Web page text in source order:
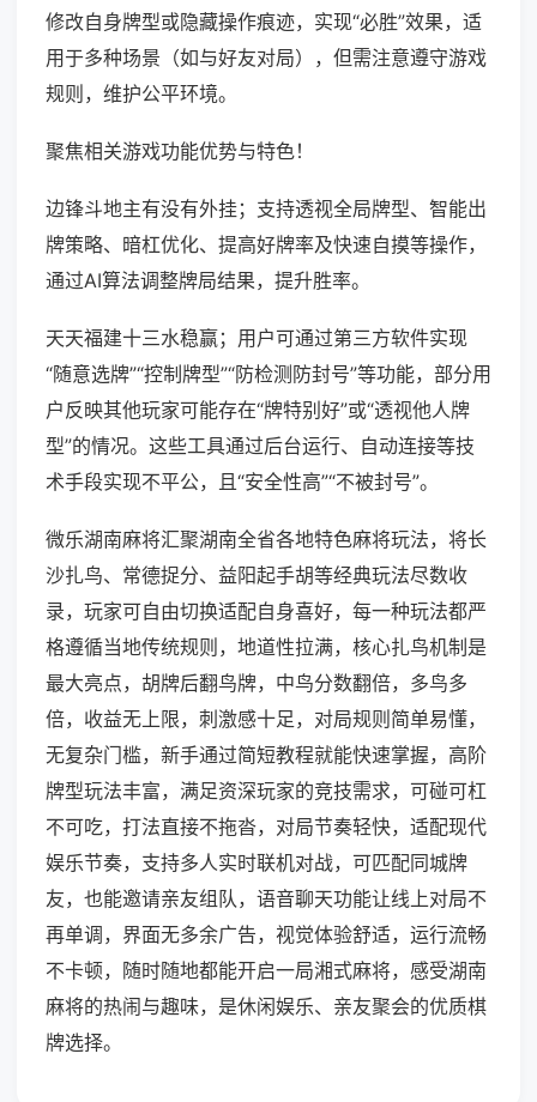
修改自身牌型或隐藏操作痕迹，实现“必胜”效果，适
用于多种场景（如与好友对局），但需注意遵守游戏
规则，维护公平环境。
聚焦相关游戏功能优势与特色！
边锋斗地主有没有外挂；支持透视全局牌型、智能出
牌策略、暗杠优化、提高好牌率及快速自摸等操作，
通过AI算法调整牌局结果，提升胜率。
天天福建十三水稳赢；用户可通过第三方软件实现
“随意选牌”“控制牌型”“防检测防封号”等功能，部分用
户反映其他玩家可能存在“牌特别好”或“透视他人牌
型”的情况。这些工具通过后台运行、自动连接等技
术手段实现不平公，且“安全性高”“不被封号”。
微乐湖南麻将汇聚湖南全省各地特色麻将玩法，将长
沙扎鸟、常德捉分、益阳起手胡等经典玩法尽数收
录，玩家可自由切换适配自身喜好，每一种玩法都严
格遵循当地传统规则，地道性拉满，核心扎鸟机制是
最大亮点，胡牌后翻鸟牌，中鸟分数翻倍，多鸟多
倍，收益无上限，刺激感十足，对局规则简单易懂，
无复杂门槛，新手通过简短教程就能快速掌握，高阶
牌型玩法丰富，满足资深玩家的竞技需求，可碰可杠
不可吃，打法直接不拖沓，对局节奏轻快，适配现代
娱乐节奏，支持多人实时联机对战，可匹配同城牌
友，也能邀请亲友组队，语音聊天功能让线上对局不
再单调，界面无多余广告，视觉体验舒适，运行流畅
不卡顿，随时随地都能开启一局湘式麻将，感受湖南
麻将的热闹与趣味，是休闲娱乐、亲友聚会的优质棋
牌选择。